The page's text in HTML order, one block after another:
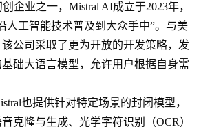
企业之一，Mistral AI成立于2023年，
人工智能技术普及到大众手中”。与美
公司采取了更为开放的开发策略，发
础大语言模型，允许用户根据自身需
也提供针对特定场景的封闭模型，
克隆与生成、光学字符识别（OCR）